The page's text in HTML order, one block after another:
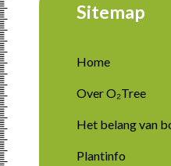
Sitemap
Home
Over O₂Tree
Het belang van
Plantinfo